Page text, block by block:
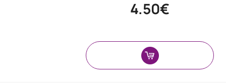
4.50€